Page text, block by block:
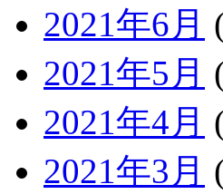
2021年6月
2021年5月
2021年4月
2021年3月